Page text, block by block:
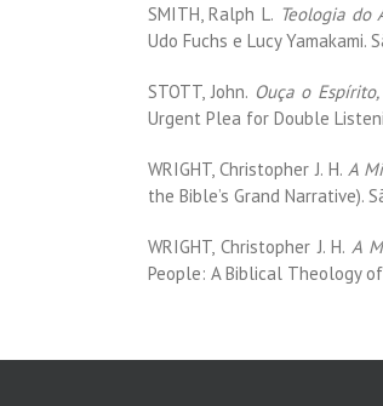
SMITH, Ralph L. Teologia do
Udo Fuchs e Lucy Yamakami.
STOTT, John. Ouça o
Urgent Plea for Double
WRIGHT, Christopher J. H. A
the Bible’s Grand Narrative).
WRIGHT, Christopher J. H. A
People: A Biblical Theology of